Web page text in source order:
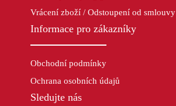
Vrácení zboží / Odstoupení od smlouvy
Informace pro zákazníky
Obchodní podmínky
Ochrana osobních údajů
Sledujte nás